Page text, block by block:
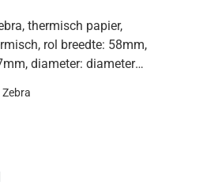
thermisch papier,
rol breedte: 58mm,
diameter: diameter
Zebra